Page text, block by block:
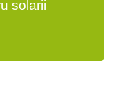
solarii